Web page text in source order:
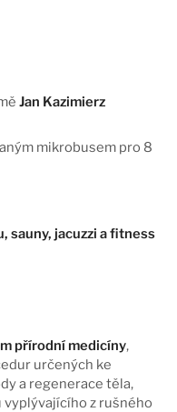
Jan Kazimierz
mikrobusem pro 8
sauny, jacuzzi a fitness
přírodní medicíny,
určených ke
a regenerace těla,
z rušného